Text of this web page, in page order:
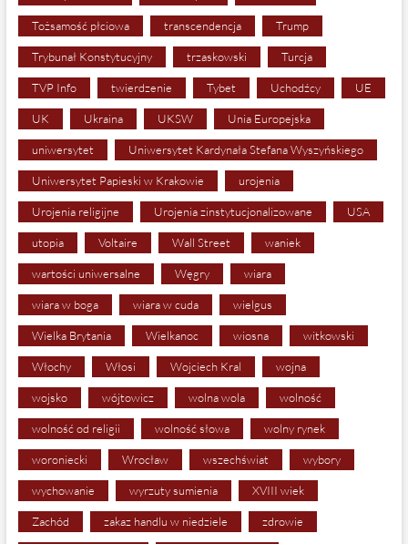
Tożsamość płciowa transcendencja Trump
Trybunał Konstytucyjny trzaskowski Turcja
TVP Info twierdzenie Tybet Uchodźcy UE
UK Ukraina UKSW Unia Europejska
uniwersytet Uniwersytet Kardynała Stefana Wyszyńskiego
Uniwersytet Papieski w Krakowie urojenia
Urojenia religijne Urojenia zinstytucjonalizowane USA
utopia Voltaire Wall Street waniek
wartości uniwersalne Węgry wiara
wiara w boga wiara w cuda wielgus
Wielka Brytania Wielkanoc wiosna witkowski
Włochy Włosi Wojciech Kral wojna
wojsko wójtowicz wolna wola wolność
wolność od religii wolność słowa wolny rynek
woroniecki Wrocław wszechświat wybory
wychowanie wyrzuty sumienia XVIII wiek
Zachód zakaz handlu w niedziele zdrowie